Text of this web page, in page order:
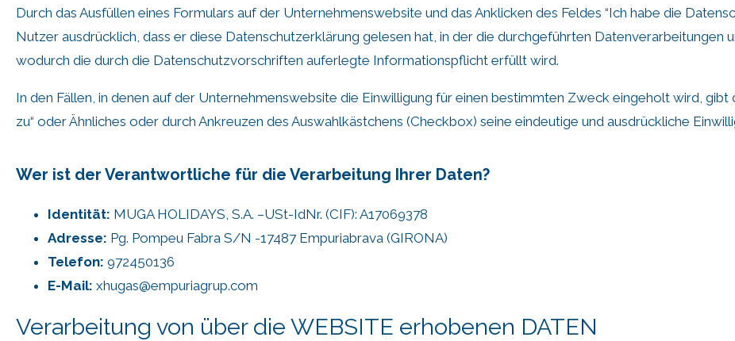
Durch das Ausfüllen eines Formulars auf der Unternehmenswebsite und das Anklicken des Feldes “Ich habe die
Nutzer ausdrücklich, dass er diese Datenschutzerklärung gelesen hat, in der die durchgeführten Datenverarbeitungen
wodurch die durch die Datenschutzvorschriften auferlegte Informationspflicht erfüllt wird.
In den Fällen, in denen auf der Unternehmenswebsite die Einwilligung für einen bestimmten Zweck eingeholt wird,
zu“ oder Ähnliches oder durch Ankreuzen des Auswahlkästchens (Checkbox) seine eindeutige und ausdrückliche
Wer ist der Verantwortliche für die Verarbeitung Ihrer Daten?
Identität: MUGA HOLIDAYS, S.A. –USt-IdNr. (CIF): A17069378
Adresse: Pg. Pompeu Fabra S/N -17487 Empuriabrava (GIRONA)
Telefon: 972450136
E-Mail: xhugas@empuriagrup.com
Verarbeitung von über die WEBSITE erhobenen DATEN